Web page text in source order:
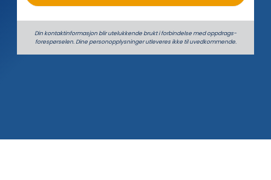
Din kontaktinformasjon blir utelukkende brukt i forbindelse med oppdrags­
forespørselen. Dine person­­opplysninger utleveres ikke til uvedkommende.